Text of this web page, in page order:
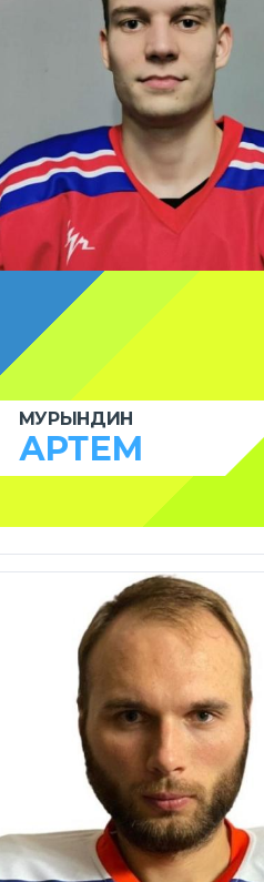
МУРЫНДИН
АРТЕМ